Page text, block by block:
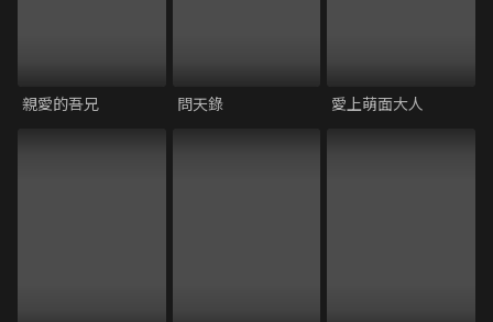
親愛的吾兄 問天錄 愛上萌面大人